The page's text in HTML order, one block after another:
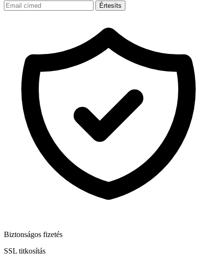
Értesíts
Biztonságos fizetés
SSL titkosítás